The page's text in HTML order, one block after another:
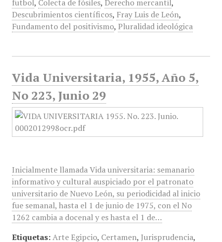
futbol, Colecta de fósiles, Derecho mercantil,
Descubrimientos científicos, Fray Luis de León,
Fundamento del positivismo, Pluralidad ideológica
Vida Universitaria, 1955, Año 5,
No 223, Junio 29
Inicialmente llamada Vida universitaria: semanario
informativo y cultural auspiciado por el patronato
universitario de Nuevo León, su periodicidad al inicio
fue semanal, hasta el 1 de junio de 1975, con el No
1262 cambia a docenal y es hasta el 1 de…
Etiquetas: Arte Egipcio, Certamen, Jurisprudencia,